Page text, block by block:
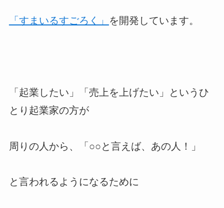
「すまいるすごろく」 を開発しています。
「起業したい」「売上を上げたい」というひ
とり起業家の方が
周りの人から、「○○と言えば、あの人！」
と言われるようになるために